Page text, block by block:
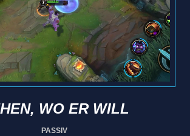
WO ER WILL
PASSIV